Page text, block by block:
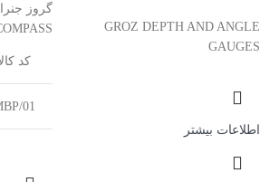
GROZ DEPTH AND ANGLE
GAUGES
اطلاعات بیشتر
کد
01